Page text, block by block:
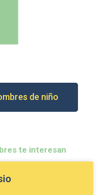
de niño
te interesan